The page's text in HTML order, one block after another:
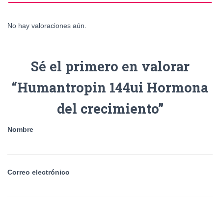
No hay valoraciones aún.
Sé el primero en valorar
“Humantropin 144ui Hormona
del crecimiento”
Nombre
Correo electrónico